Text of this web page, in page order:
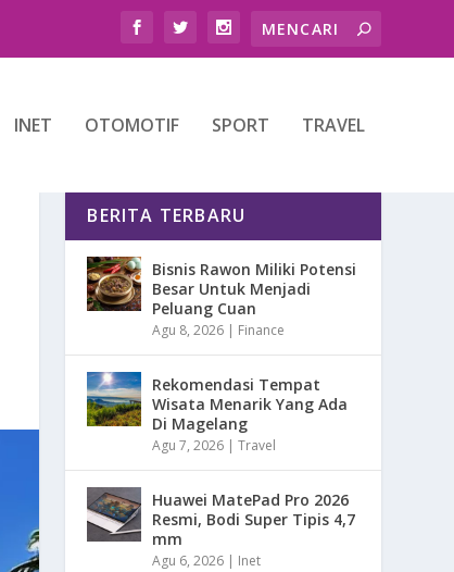
INET OTOMOTIF SPORT TRAVEL
BERITA TERBARU
Bisnis Rawon Miliki Potensi
Besar Untuk Menjadi
Peluang Cuan
Agu 8, 2026 | Finance
Rekomendasi Tempat
Wisata Menarik Yang Ada
Di Magelang
Agu 7, 2026 |Travel
Huawei MatePad Pro 2026
Resmi, Bodi Super Tipis 4,7
mm
Agu 6, 2026 | Inet